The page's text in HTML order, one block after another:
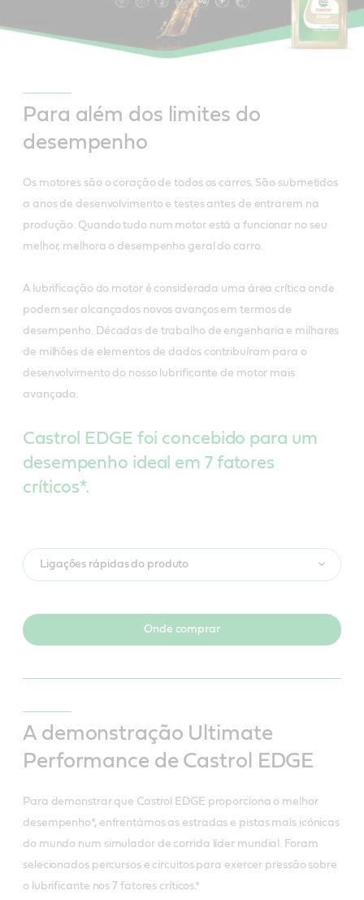
Para além dos limites do
desempenho
Os motores são o coração de todos os carros. São submetidos
a anos de desenvolvimento e testes antes de entrarem na
produção. Quando tudo num motor está a funcionar no seu
melhor, melhora o desempenho geral do carro.
A lubrificação do motor é considerada uma área crítica onde
podem ser alcançados novos avanços em termos de
desempenho. Décadas de trabalho de engenharia e milhares
de milhões de elementos de dados contribuíram para o
desenvolvimento do nosso lubrificante de motor mais
avançado.
Castrol EDGE foi concebido para um
desempenho ideal em 7 fatores
críticos*.
Ligações rápidas do produto
Onde comprar
A demonstração Ultimate
Performance de Castrol EDGE
Para demonstrar que Castrol EDGE proporciona o melhor
desempenho*, enfrentámos as estradas e pistas mais icónicas
do mundo num simulador de corrida líder mundial. Foram
selecionados percursos e circuitos para exercer pressão sobre
o lubrificante nos 7 fatores críticos.*